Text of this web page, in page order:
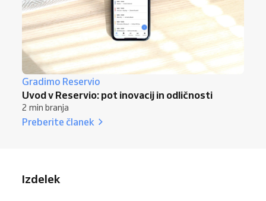
Gradimo Reservio
Uvod v Reservio: pot inovacij in odličnosti
2 min branja
Preberite članek
Izdelek